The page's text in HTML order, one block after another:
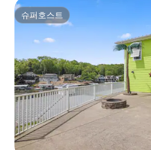
슈퍼호스트
슈퍼호스트